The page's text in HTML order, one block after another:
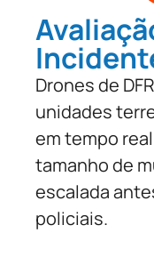
Drones de
unidades
em tempo
tamanho de
escalada
policiais.